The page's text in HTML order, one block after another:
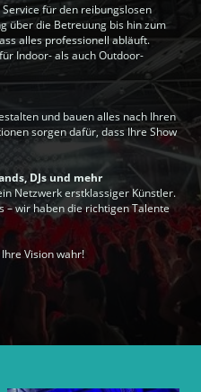
für den reibungslosen
über die Betreuung bis hin zum
alles professionell abläuft.
Indoor- als auch Outdoor-
und bauen alles nach Ihren
sorgen dafür, dass Ihre Show
DJs und mehr
Netzwerk erstklassiger Künstler.
– wir haben die richtigen Talente
Vision wahr!